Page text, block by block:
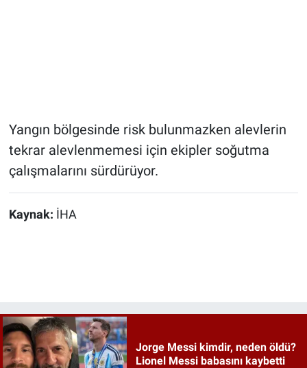
Yangın bölgesinde risk bulunmazken alevlerin
tekrar alevlenmemesi için ekipler soğutma
çalışmalarını sürdürüyor.
Kaynak: İHA
Jorge Messi kimdir, neden öldü?
Lionel Messi babasını kaybetti